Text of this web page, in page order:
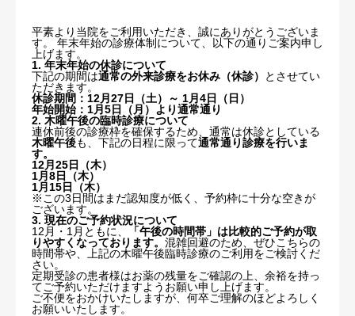
平素より当院をご利用いただき、誠にありがとうございま
す。 年末年始の診療体制について、以下の通りご案内申し
上げます。
1. 年末年始の休診について
下記の期間は通常の外来診療をお休み（休診）
とさせてい
ただきます。
休診期間：12月27日（土）～ 1月4日（日）
年始開始：1月5日（月）より通常通り
2. 木曜午後の臨時診療について
連休前後の診療枠を確保するため、通常は休診としている
木曜午後も、下記の日程に限って通常通り診療を行いま
す。
12月25日（木）
1月8日（木）
1月15日（木）
※この3日間はまだ認知度が低く、予約枠に十分な空きが
ございます。
3. 現在のご予約状況について
12月・1月ともに、
「午後の時間帯」は比較的ご予約が取
りやすくなっております。 混雑回避のため、ぜひこちらの
時間帯や、上記の木曜午後臨時診療のご利用をご検討くだ
さい。
定期受診の患者様はお薬の残量をご確認の上、余裕を持っ
てご予約いただけますようお願い申し上げます。
ご不便をおかけいたしますが、何卒ご理解のほどよろしく
お願いいたします。
診療内容
アクセス/駐車場
院長ブログ